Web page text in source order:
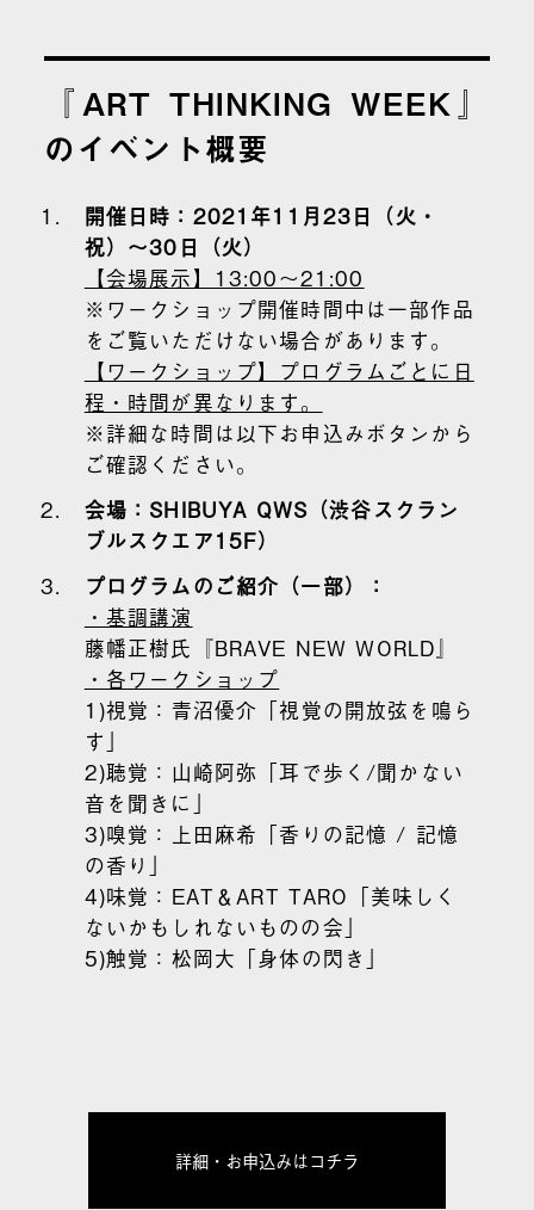
『ART THINKING WEEK』
のイベント概要
開催日時：2021年11月23日（火・
祝）～30日（火）
【会場展示】13:00～21:00
※ワークショップ開催時間中は一部作品
をご覧いただけない場合があります。
【ワークショップ】プログラムごとに日
程・時間が異なります。
※詳細な時間は以下お申込みボタンから
ご確認ください。
会場：SHIBUYA QWS（渋谷スクラン
ブルスクエア15F）
プログラムのご紹介（一部）：
・基調講演
藤幡正樹氏『BRAVE NEW WORLD』
・各ワークショップ
1)視覚：青沼優介「視覚の開放弦を鳴ら
す」
2)聴覚：山崎阿弥「耳で歩く/聞かない
音を聞きに」
3)嗅覚：上田麻希「香りの記憶 / 記憶
の香り」
4)味覚：EAT＆ART TARO「美味しく
ないかもしれないものの会」
5)触覚：松岡大「身体の閃き」
詳細・お申込みはコチラ